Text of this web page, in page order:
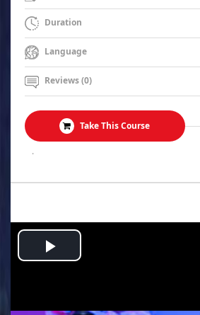
Duration
Language
Reviews (0)
Take This Course
.
Play